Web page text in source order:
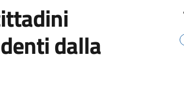
dalla